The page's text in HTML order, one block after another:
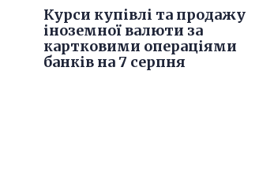
Курси купівлі та продажу
іноземної валюти за
картковими операціями
банків на 7 серпня